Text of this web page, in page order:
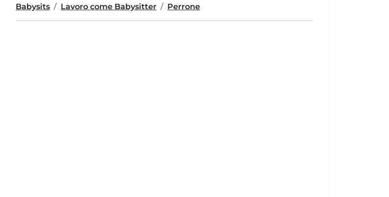
Babysits Lavoro come Babysitter Perrone